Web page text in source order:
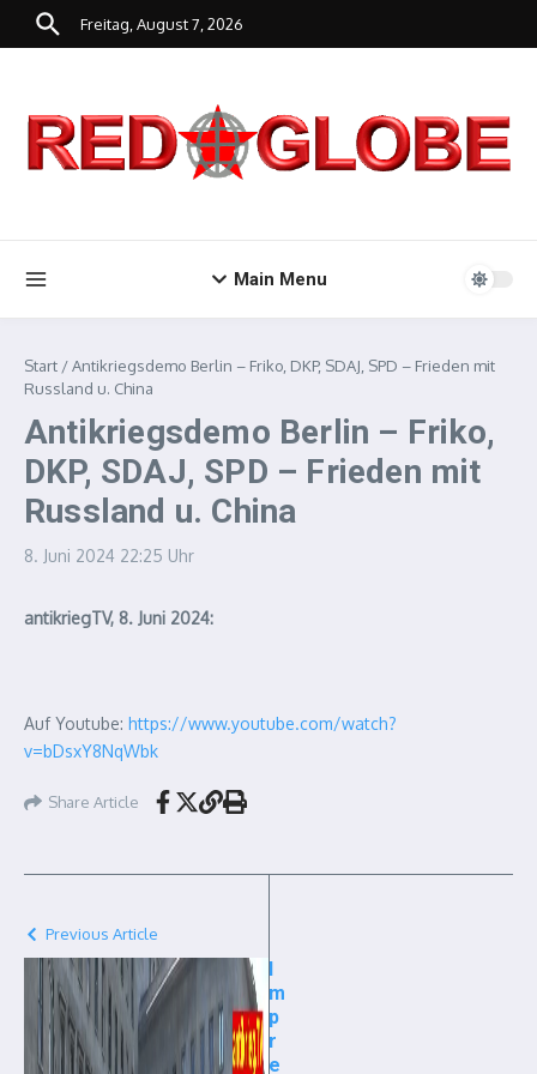
Zum Inhalt springen
Freitag, August 7, 2026
Main Menu
Start /Antikriegsdemo Berlin – Friko, DKP, SDAJ, SPD – Frieden mit
Russland u. China
Antikriegsdemo Berlin – Friko,
DKP, SDAJ, SPD – Frieden mit
Russland u. China
8. Juni 2024 22:25 Uhr
antikriegTV, 8. Juni 2024:
Auf Youtube: https://www.youtube.com/watch?
v=bDsxY8NqWbk
Share Article
Previous Article
I
m
p
r
e